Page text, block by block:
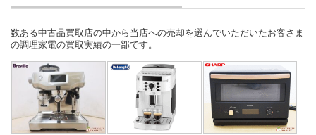
数ある中古品買取店の中から当店への売却を選んでいただいたお客さま
の調理家電の買取実績の一部です。